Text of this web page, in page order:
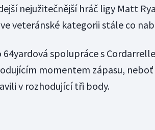
nejužitečnější hráč ligy Matt
veteránské kategorii stále co
64yardová spolupráce s
momentem zápasu,
v rozhodující tři body.